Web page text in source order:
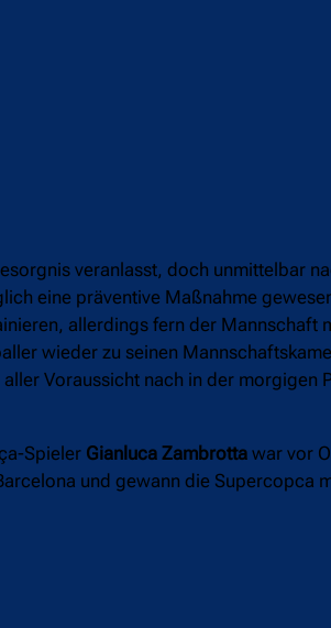
veranlasst, doch unmittelbar
eine präventive Maßnahme
allerdings fern der Mannschaft
wieder zu seinen
Voraussicht nach in der morgigen
Spieler Gianluca Zambrotta war vor
und gewann die Supercopca